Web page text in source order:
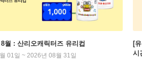
월 : 산리오캐릭터즈 유리컵
01일 ~ 2026년 08월 31일
[
시